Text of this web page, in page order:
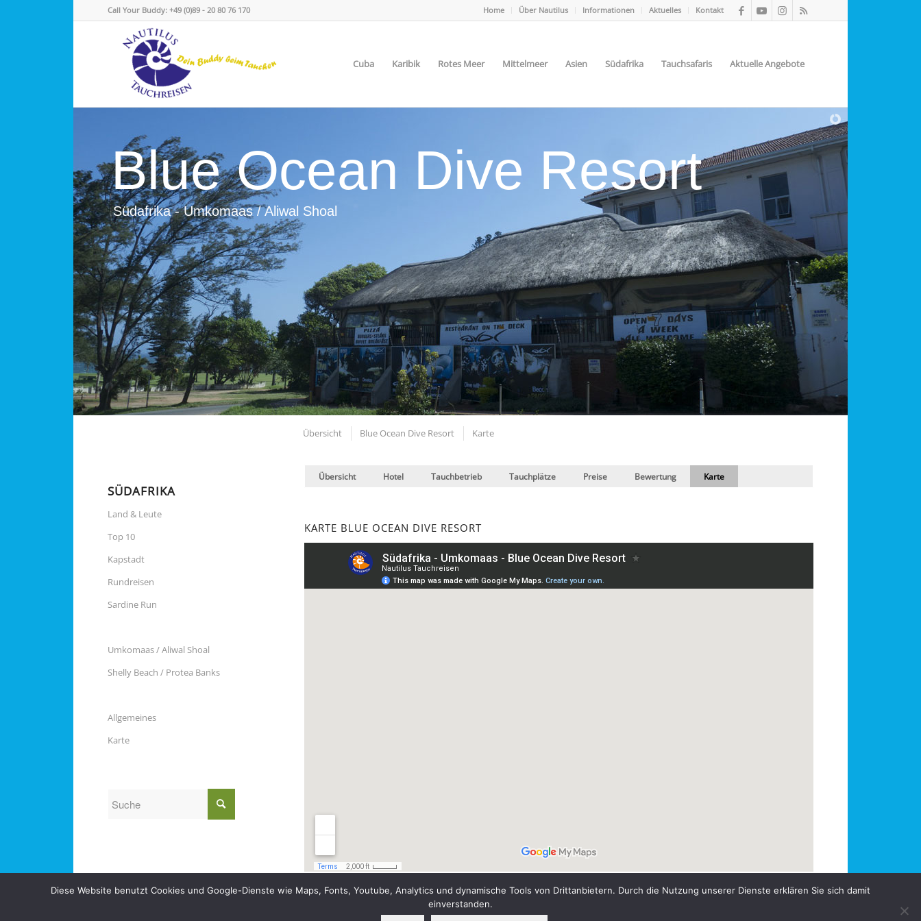
Home Über Nautilus Informationen Aktuelles Kontakt
Call Your Buddy: +49 (0)89 - 20 80 76 170
Cuba Karibik Rotes Meer Mittelmeer Asien Südafrika Tauchsafaris Aktuelle Angebote
Südafrika - Umkomaas / Aliwal Shoal
Blue Ocean Dive Resort
Übersicht Blue Ocean Dive Resort Karte
Übersicht Hotel Tauchbetrieb Tauchplätze Preise Bewertung Karte
KARTE BLUE OCEAN DIVE RESORT
SÜDAFRIKA
Land & Leute
Top 10
Kapstadt
Rundreisen
Sardine Run
Umkomaas / Aliwal Shoal
Shelly Beach / Protea Banks
Allgemeines
Karte
Diese Website benutzt Cookies und Google-Dienste wie Maps, Fonts, Youtube, Analytics und dynamische Tools von Drittanbietern. Durch die Nutzung unserer Dienste erklären Sie sich damit
einverstanden.